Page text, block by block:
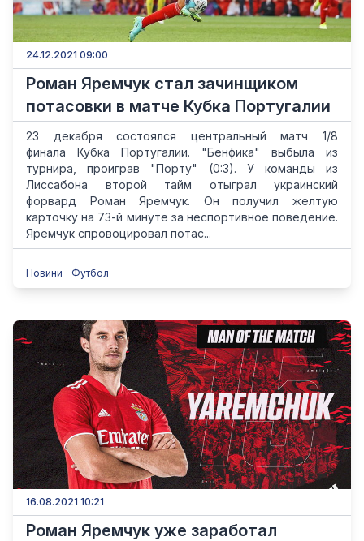
24.12.2021 09:00
Роман Яремчук стал зачинщиком
потасовки в матче Кубка Португалии
23 декабря состоялся центральный матч 1/8
финала Кубка Португалии. "Бенфика" выбыла из
турнира, проиграв "Порту" (0:3). У команды из
Лиссабона второй тайм отыграл украинский
форвард Роман Яремчук. Он получил желтую
карточку на 73-й минуте за неспортивное поведение.
Яремчук спровоцировал потас...
Новини Футбол
16.08.2021 10:21
Роман Яремчук уже заработал